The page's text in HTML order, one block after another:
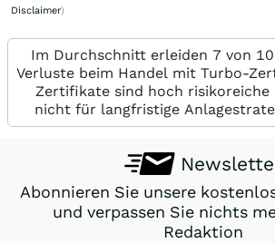
Disclaimer)
Im Durchschnitt erleiden 7 von
Verluste beim Handel mit Turbo-
Zertifikate sind hoch risikoreiche
nicht für langfristige
Abonnieren Sie unsere
und verpassen Sie nichts
Redaktion